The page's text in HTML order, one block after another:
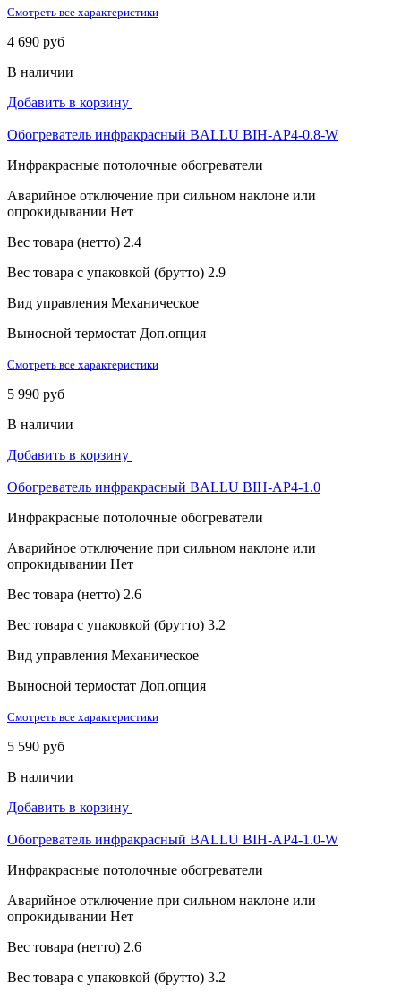
Смотреть все характеристики
4 690 руб
В наличии
Добавить в корзину
Обогреватель инфракрасный BALLU BIH-AP4-0.8-W
Инфракрасные потолочные обогреватели
Аварийное отключение при сильном наклоне или
опрокидывании Нет
Вес товара (нетто) 2.4
Вес товара с упаковкой (брутто) 2.9
Вид управления Механическое
Выносной термостат Доп.опция
Смотреть все характеристики
5 990 руб
В наличии
Добавить в корзину
Обогреватель инфракрасный BALLU BIH-AP4-1.0
Инфракрасные потолочные обогреватели
Аварийное отключение при сильном наклоне или
опрокидывании Нет
Вес товара (нетто) 2.6
Вес товара с упаковкой (брутто) 3.2
Вид управления Механическое
Выносной термостат Доп.опция
Смотреть все характеристики
5 590 руб
В наличии
Добавить в корзину
Обогреватель инфракрасный BALLU BIH-AP4-1.0-W
Инфракрасные потолочные обогреватели
Аварийное отключение при сильном наклоне или
опрокидывании Нет
Вес товара (нетто) 2.6
Вес товара с упаковкой (брутто) 3.2